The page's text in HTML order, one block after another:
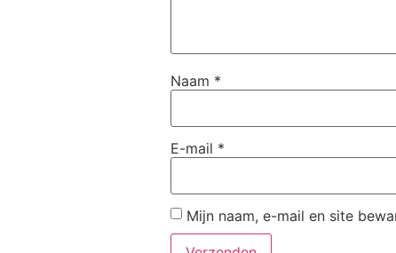
Naam *
E-mail *
Mijn naam, e-mail en site